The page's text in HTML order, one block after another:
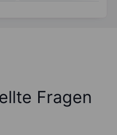
Fragen